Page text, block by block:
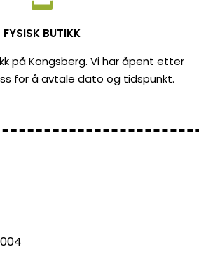
FYSISK BUTIKK
på Kongsberg. Vi har åpent etter
for å avtale dato og tidspunkt.